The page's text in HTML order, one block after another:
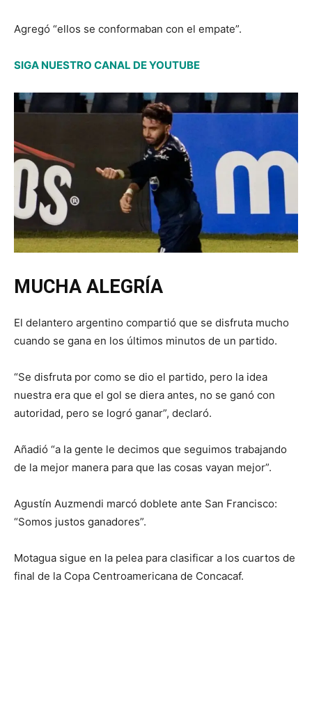
Agregó “ellos se conformaban con el empate”.
SIGA NUESTRO CANAL DE YOUTUBE
MUCHA ALEGRÍA
El delantero argentino compartió que se disfruta mucho
cuando se gana en los últimos minutos de un partido.
“Se disfruta por como se dio el partido, pero la idea
nuestra era que el gol se diera antes, no se ganó con
autoridad, pero se logró ganar”, declaró.
Añadió “a la gente le decimos que seguimos trabajando
de la mejor manera para que las cosas vayan mejor”.
Agustín Auzmendi marcó doblete ante San Francisco:
“Somos justos ganadores”.
Motagua sigue en la pelea para clasificar a los cuartos de
final de la Copa Centroamericana de Concacaf.